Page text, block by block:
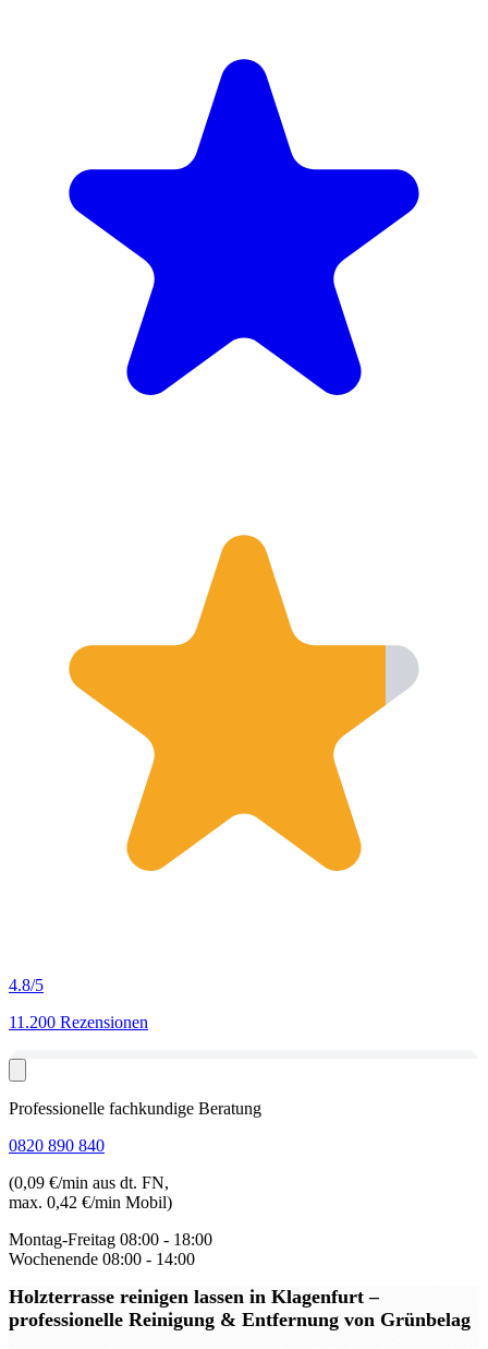
4.8/5
11.200 Rezensionen
Professionelle fachkundige Beratung
0820 890 840
(0,09 €/min aus dt. FN,
max. 0,42 €/min Mobil)
Montag-Freitag 08:00 - 18:00
Wochenende 08:00 - 14:00
Holzterrasse reinigen lassen in Klagenfurt–
professionelle Reinigung & Entfernung von Grünbelag